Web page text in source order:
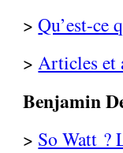
>Qu’est-ce
>Articles et
Benjamin
> So Watt ?